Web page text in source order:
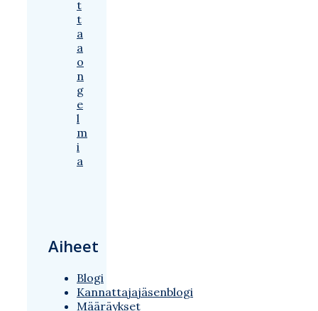
t
t
a
a
o
n
g
e
l
m
i
a
Aiheet
Blogi
Kannattajajäsenblogi
Määräykset